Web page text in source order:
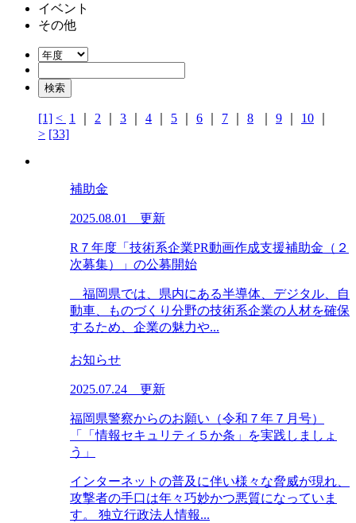
イベント
その他
[1] < 1 2 3 4 5 6 7 8 9 10
> [33]
補助金
2025.08.01 更新
R７年度「技術系企業PR動画作成支援補助金（２
次募集）」の公募開始
福岡県では、県内にある半導体、デジタル、自
動車、ものづくり分野の技術系企業の人材を確保
するため、企業の魅力や...
お知らせ
2025.07.24 更新
福岡県警察からのお願い（令和７年７月号）
「「情報セキュリティ５か条」を実践しましょ
う」
インターネットの普及に伴い様々な脅威が現れ、
攻撃者の手口は年々巧妙かつ悪質になっていま
す。 独立行政法人情報...